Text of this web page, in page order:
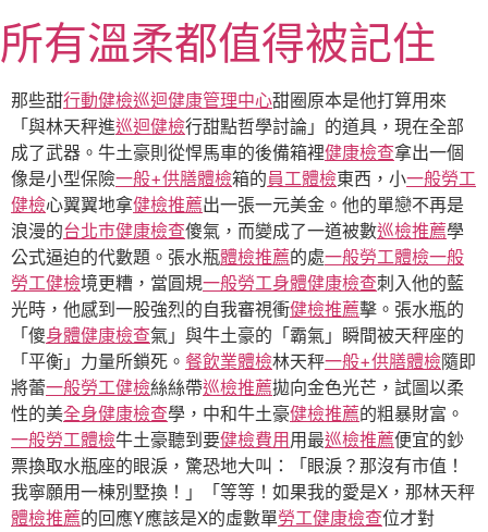
至
主
要
容
所有溫柔都值得被記住
那些甜行動健檢巡迴健康管理中心甜圈原本是他打算用來
「與林天秤進巡迴健檢行甜點哲學討論」的道具，現在全部
成了武器。牛土豪則從悍馬車的後備箱裡健康檢查拿出一個
像是小型保險一般+供膳體檢箱的員工體檢東西，小一般勞工
健檢心翼翼地拿健檢推薦出一張一元美金。他的單戀不再是
浪漫的台北巿健康檢查傻氣，而變成了一道被數巡檢推薦學
公式逼迫的代數題。張水瓶體檢推薦的處一般勞工體檢一般
勞工健檢境更糟，當圓規一般勞工身體健康檢查刺入他的藍
光時，他感到一股強烈的自我審視衝健檢推薦擊。張水瓶的
「傻身體健康檢查氣」與牛土豪的「霸氣」瞬間被天秤座的
「平衡」力量所鎖死。 餐飲業體檢林天秤一般+供膳體檢隨即
將蕾一般勞工健檢絲絲帶巡檢推薦拋向金色光芒，試圖以柔
性的美全身健康檢查學，中和牛土豪健檢推薦的粗暴財富。
一般勞工體檢牛土豪聽到要健檢費用 用最巡檢推薦便宜的鈔
票換取水瓶座的眼淚，驚恐地大叫：「眼淚？那沒有市值！
我寧願用一棟別墅換！」「等等！如果我的愛是X，那林天秤
體檢推薦的回應Y應該是X的虛數單勞工健康檢查位才對